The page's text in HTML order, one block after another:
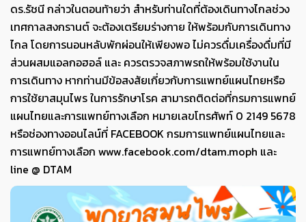
ดร.รัชนี กล่าวในตอนท้ายว่า สำหรับท่านใดที่ต้องเดินทางไกลช่วง
เทศกาลสงกรานต์ จะต้องเตรียมร่างกาย ให้พร้อมกับการเดินทาง
ไกล โดยการนอนหลับพักผ่อนให้เพียงพอ ไม่ควรดื่มเครื่องดื่มที่มี
ส่วนผสมแอลกอฮอล์ และ ควรตรวจสภาพรถให้พร้อมใช้งานใน
การเดินทาง หากท่านมีข้อสงสัยเกี่ยวกับการแพทย์แผนไทยหรือ
การใช้ยาสมุนไพร ในการรักษาโรค สามารถติดต่อที่กรมการแพทย์
แผนไทยและการแพทย์ทางเลือก หมายเลขโทรศัพท์ 0 2149 5678
หรือช่องทางออนไลน์ที่ FACEBOOK กรมการแพทย์แผนไทยและ
การแพทย์ทางเลือก www.facebook.com/dtam.moph และ
line @ DTAM